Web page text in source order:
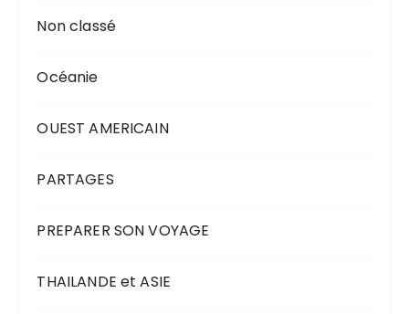
Non classé
Océanie
OUEST AMERICAIN
PARTAGES
PREPARER SON VOYAGE
THAILANDE et ASIE